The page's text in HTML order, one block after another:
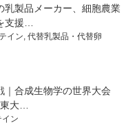
乳製品メーカー、細胞農業
支援…
イン 代替乳製品・代替卵
｜合成生物学の世界大会
大…
ン